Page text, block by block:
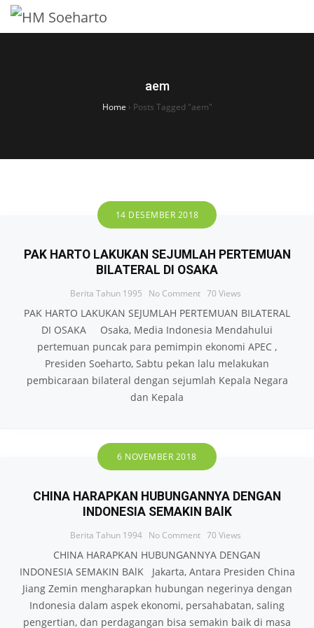
aem
Home › Posts Tagged "aem"
14 DESEMBER 2018
PAK HARTO LAKUKAN SEJUMLAH PERTEMUAN
BILATERAL DI OSAKA
Berita Tahun 1995 No Comment 70 Views
PAK HARTO LAKUKAN SEJUMLAH PERTEMUAN BILATERAL
DI OSAKA Osaka, Media Indonesia Mendahului
pertemuan puncak para pemimpin ekonomi APEC ,
Presiden Soeharto, Sabtu pekan lalu melakukan
pembicaraan bilateral dengan sejumlah Kepala Negara
dan Kepala
6 NOVEMBER 2018
CHINA HARAPKAN HUBUNGANNYA DENGAN
INDONESIA SEMAKIN BAlK
Berita Tahun 1994 No Comment 70 Views
CHINA HARAPKAN HUBUNGANNYA DENGAN
INDONESIA SEMAKIN BAlK Jakarta, Antara Presiden China
Jiang Zemin mengharapkan hubungan negerinya dengan
Indonesia dalam aspek ekonomi, persahabatan, saling
pengertian, dan perdagangan bisa semakin baik di masa